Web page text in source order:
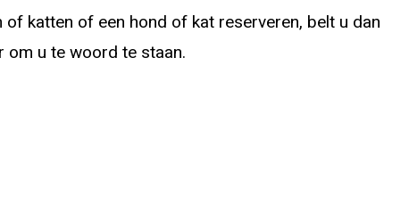
katten of een hond of kat reserveren, belt u dan
om u te woord te staan.